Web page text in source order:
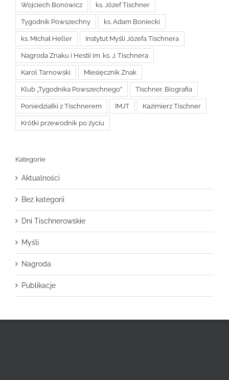
Wojciech Bonowicz ks. Józef Tischner
Tygodnik Powszechny ks. Adam Boniecki
ks. Michał Heller Instytut Myśli Józefa Tischnera
Nagroda Znaku i Hestii im. ks. J. Tischnera
Karol Tarnowski Miesięcznik Znak
Klub „Tygodnika Powszechnego” Tischner. Biografia
Poniedziałki z Tischnerem IMJT Kazimierz Tischner
Krótki przewodnik po życiu
Kategorie
Aktualności
Bez kategorii
Dni Tischnerowskie
Myśli
Nagroda
Publikacje